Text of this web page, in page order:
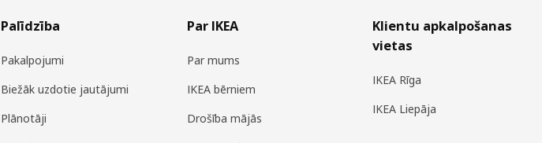
Palīdzība
Pakalpojumi
Biežāk uzdotie jautājumi
Plānotāji
Par IKEA
Par mums
IKEA bērniem
Drošība mājās
Klientu apkalpošanas
vietas
IKEA Rīga
IKEA Liepāja